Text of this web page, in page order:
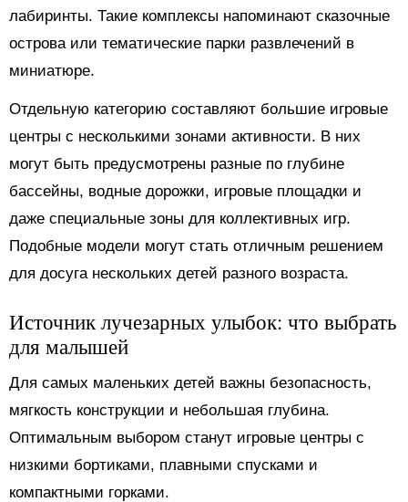
лабиринты. Такие комплексы напоминают сказочные
острова или тематические парки развлечений в
миниатюре.
Отдельную категорию составляют большие игровые
центры с несколькими зонами активности. В них
могут быть предусмотрены разные по глубине
бассейны, водные дорожки, игровые площадки и
даже специальные зоны для коллективных игр.
Подобные модели могут стать отличным решением
для досуга нескольких детей разного возраста.
Источник лучезарных улыбок: что выбрать
для малышей
Для самых маленьких детей важны безопасность,
мягкость конструкции и небольшая глубина.
Оптимальным выбором станут игровые центры с
низкими бортиками, плавными спусками и
компактными горками.